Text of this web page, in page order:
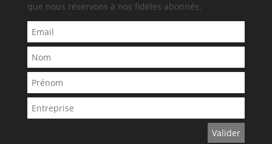
que nous réservons à nos fidèles abonnés.